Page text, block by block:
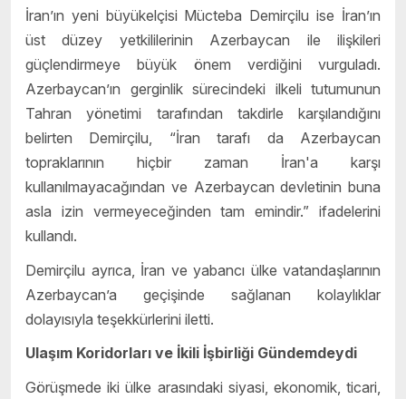
İran’ın yeni büyükelçisi Mücteba Demirçilu ise İran’ın
üst düzey yetkililerinin Azerbaycan ile ilişkileri
güçlendirmeye büyük önem verdiğini vurguladı.
Azerbaycan’ın gerginlik sürecindeki ilkeli tutumunun
Tahran yönetimi tarafından takdirle karşılandığını
belirten Demirçilu, “İran tarafı da Azerbaycan
topraklarının hiçbir zaman İran'a karşı
kullanılmayacağından ve Azerbaycan devletinin buna
asla izin vermeyeceğinden tam emindir.” ifadelerini
kullandı.
Demirçilu ayrıca, İran ve yabancı ülke vatandaşlarının
Azerbaycan’a geçişinde sağlanan kolaylıklar
dolayısıyla teşekkürlerini iletti.
Ulaşım Koridorları ve İkili İşbirliği Gündemdeydi
Görüşmede iki ülke arasındaki siyasi, ekonomik, ticari,